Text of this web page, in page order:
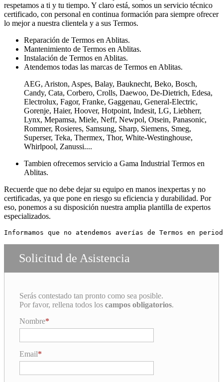
respetamos a ti y tu tiempo. Y claro está, somos un servicio técnico
certificado, con personal en continua formación para siempre ofrecer
lo mejor a nuestra clientela y a sus Termos.
Reparación de Termos en Ablitas.
Mantenimiento de Termos en Ablitas.
Instalación de Termos en Ablitas.
Atendemos todas las marcas de Termos en Ablitas.
AEG, Ariston, Aspes, Balay, Bauknecht, Beko, Bosch,
Candy, Cata, Corbero, Crolls, Daewoo, De-Dietrich, Edesa,
Electrolux, Fagor, Franke, Gaggenau, General-Electric,
Gorenje, Haier, Hoover, Hotpoint, Indesit, LG, Liebherr,
Lynx, Mepamsa, Miele, Neff, Newpol, Otsein, Panasonic,
Rommer, Rosieres, Samsung, Sharp, Siemens, Smeg,
Superser, Teka, Thermex, Thor, White-Westinghouse,
Whirlpool, Zanussi....
Tambien ofrecemos servicio a Gama Industrial Termos en
Ablitas.
Recuerde que no debe dejar su equipo en manos inexpertas y no
certificadas, ya que pone en riesgo su eficiencia y durabilidad. Por
eso, ponemos a su disposición nuestra amplia plantilla de expertos
especializados.
Informamos que no atendemos averías de Termos en
Solicitud de Asistencia
Serás contestado tan pronto como sea posible.
Por favor, rellena todos los campos obligatorios.
Nombre
Email